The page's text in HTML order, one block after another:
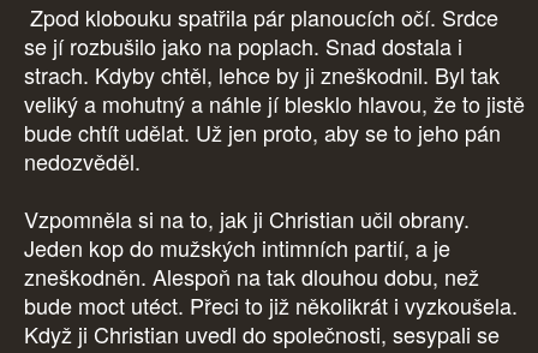
Zpod klobouku spatřila pár planoucích očí. Srdce
se jí rozbušilo jako na poplach. Snad dostala i
strach. Kdyby chtěl, lehce by ji zneškodnil. Byl tak
veliký a mohutný a náhle jí blesklo hlavou, že to jistě
bude chtít udělat. Už jen proto, aby se to jeho pán
nedozvěděl.
Vzpomněla si na to, jak ji Christian učil obrany.
Jeden kop do mužských intimních partií, a je
zneškodněn. Alespoň na tak dlouhou dobu, než
bude moct utéct. Přeci to již několikrát i vyzkoušela.
Když ji Christian uvedl do společnosti, sesypali se